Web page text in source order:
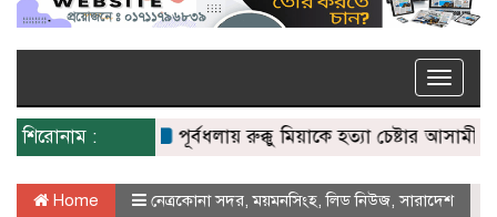
Toggle
শিরোনাম :
পূর্বধলায় রুক্কু মিয়াকে হত্যা চেষ্টার আসামীদের
Home নেত্রকোনা সদর,ময়মনসিংহ,লিড নিউজ,সারাদেশ